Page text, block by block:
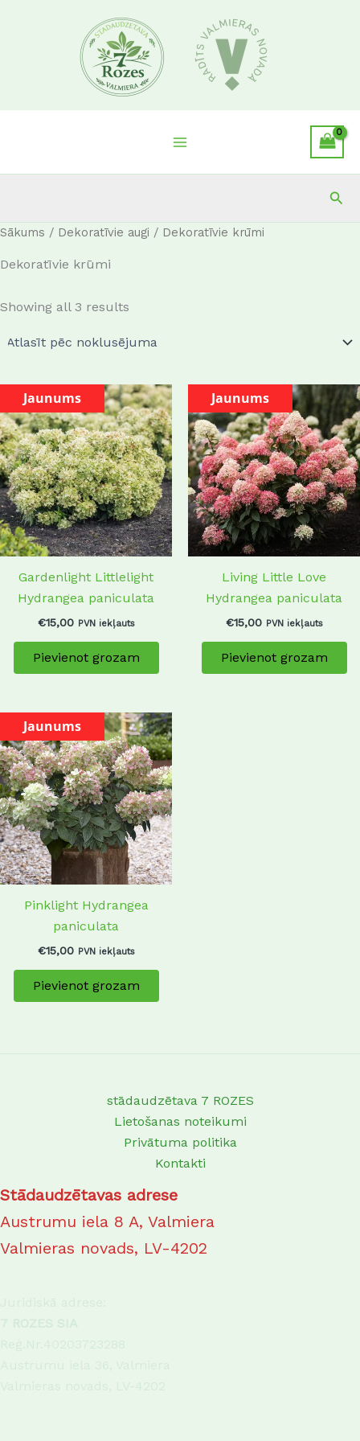
Sākums / Dekoratīvie augi / Dekoratīvie krūmi
Dekoratīvie krūmi
Showing all 3 results
Jaunums
Gardenlight Littlelight
Hydrangea paniculata
€15,00 PVN iekļauts
Pievienot grozam
Jaunums
Living Little Love
Hydrangea paniculata
€15,00 PVN iekļauts
Pievienot grozam
Jaunums
Pinklight Hydrangea
paniculata
€15,00 PVN iekļauts
Pievienot grozam
stādaudzētava 7 ROZES
Lietošanas noteikumi
Privātuma politika
Kontakti
Stādaudzētavas adrese
Austrumu iela 8 A, Valmiera
Valmieras novads, LV-4202